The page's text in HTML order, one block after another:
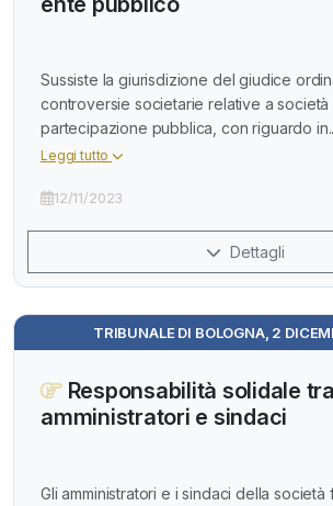
Sussiste la giurisdizione del giudice
controversie societarie relative a società
partecipazione pubblica, con riguardo
Leggi tutto
12/11/2023
Dettagli
TRIBUNALE DI BOLOGNA, 2
Responsabilità solidale tra
amministratori e sindaci
Gli amministratori e i sindaci della società